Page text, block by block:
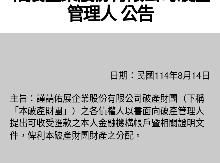
管理人 公告
日期：民國114年8月14日
主旨：謹請佑展企業股份有限公司破產財團（下稱
「本破產財團」）之各債權人以書面向破產管理人
提出可收受匯款之本人金融機構帳戶暨相關證明文
件，俾利本破產財團財產之分配。